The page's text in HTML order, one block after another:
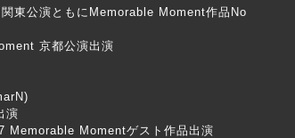
東公演ともにMemorable Moment作品No
京都公演出演
演
Memorable Momentゲスト作品出演